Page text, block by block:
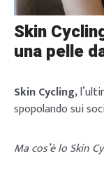
Skin
una pelle
Skin Cycling,
spopolando sui
Ma cos’è lo Skin